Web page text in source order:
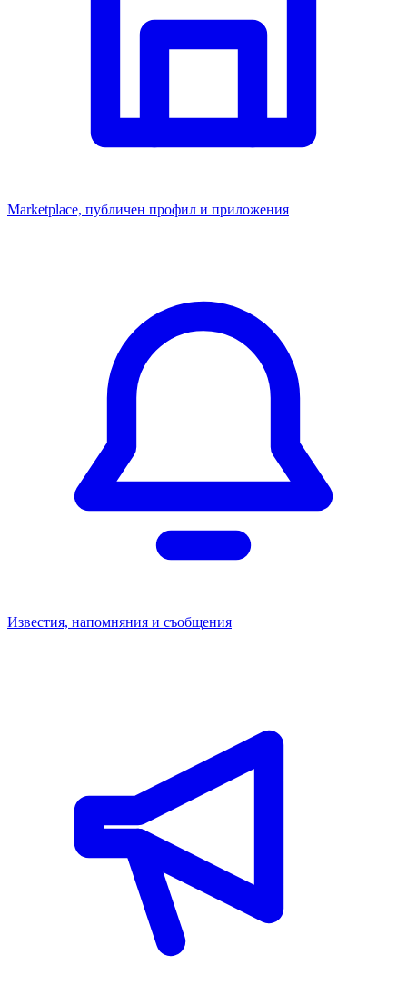
Marketplace, публичен профил и приложения
Известия, напомняния и съобщения